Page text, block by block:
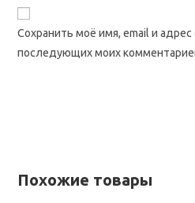
Сохранить моё имя, email и
последующих моих
Похожие товары